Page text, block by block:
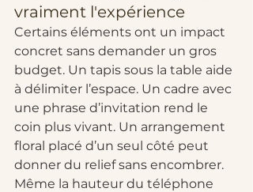
vraiment l'expérience
Certains éléments ont un impact
concret sans demander un gros
budget. Un tapis sous la table aide
à délimiter l’espace. Un cadre avec
une phrase d’invitation rend le
coin plus vivant. Un arrangement
floral placé d’un seul côté peut
donner du relief sans encombrer.
Même la hauteur du téléphone